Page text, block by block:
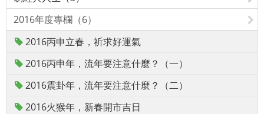
2016年度專欄（6）
2016丙申立春，祈求好運氣
2016丙申年，流年要注意什麼？（一）
2016震卦年，流年要注意什麼？（二）
2016火猴年，新春開市吉日